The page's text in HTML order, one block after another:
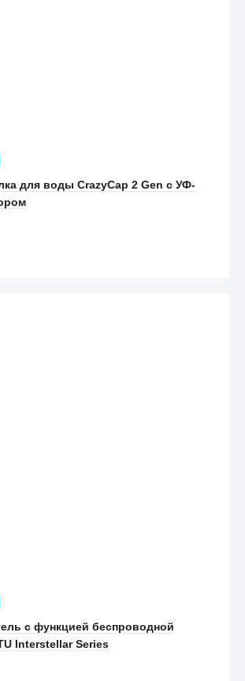
для воды CrazyCap 2 Gen с УФ-
с функцией беспроводной
Interstellar Series